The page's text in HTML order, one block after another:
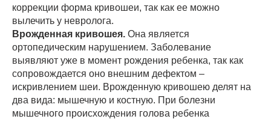
коррекции форма кривошеи, так как ее можно
вылечить у невролога.
Врожденная кривошея. Она является
ортопедическим нарушением. Заболевание
выявляют уже в момент рождения ребенка, так как
сопровождается оно внешним дефектом –
искривлением шеи. Врожденную кривошею делят на
два вида: мышечную и костную. При болезни
мышечного происхождения голова ребенка